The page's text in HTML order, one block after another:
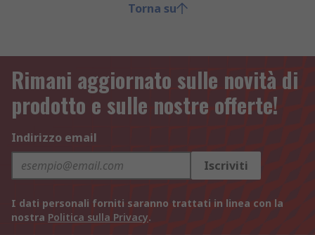
Torna su
Rimani aggiornato sulle novità di
prodotto e sulle nostre offerte!
Indirizzo email
Iscriviti
I dati personali forniti saranno trattati in linea con la
nostra Politica sulla Privacy.